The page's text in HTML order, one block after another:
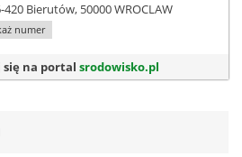
Bierutów, 50000 WROCLAW
numer
się na portal srodowisko.pl